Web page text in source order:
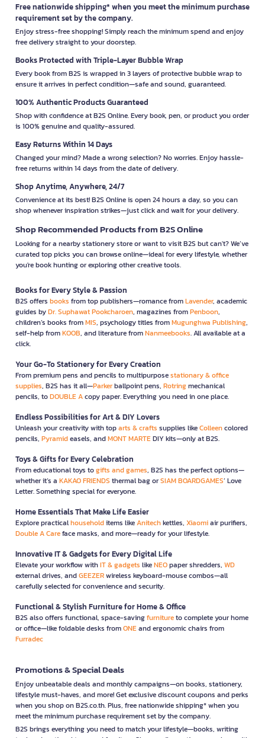
Free nationwide shipping* when you meet the minimum purchase
requirement set by the company.
Enjoy stress-free shopping! Simply reach the minimum spend and enjoy
free delivery straight to your doorstep.
Books Protected with Triple-Layer Bubble Wrap
Every book from B2S is wrapped in 3 layers of protective bubble wrap to
ensure it arrives in perfect condition—safe and sound, guaranteed.
100% Authentic Products Guaranteed
Shop with confidence at B2S Online. Every book, pen, or product you order
is 100% genuine and quality-assured.
Easy Returns Within 14 Days
Changed your mind? Made a wrong selection? No worries. Enjoy hassle-
free returns within 14 days from the date of delivery.
Shop Anytime, Anywhere, 24/7
Convenience at its best! B2S Online is open 24 hours a day, so you can
shop whenever inspiration strikes—just click and wait for your delivery.
Shop Recommended Products from B2S Online
Looking for a nearby stationery store or want to visit B2S but can't? We’ve
curated top picks you can browse online—ideal for every lifestyle, whether
you're book hunting or exploring other creative tools.
Books for Every Style & Passion
B2S offers books from top publishers—romance fromLavender, academic
guides byDr. Suphawat Pookcharoen, magazines fromPenboon,
children’s books fromMIS, psychology titles fromMugunghwa Publishing,
self-help fromKOOB, and literature fromNanmeebooks. All available at a
click.
Your Go-To Stationery for Every Creation
From premium pens and pencils to multipurposestationary & office
supplies, B2S has it all—Parkerballpoint pens, Rotringmechanical
pencils, toDOUBLE Acopy paper. Everything you need in one place.
Endless Possibilities for Art & DIY Lovers
Unleash your creativity with toparts & crafts supplies likeColleencolored
pencils, Pyramideasels, andMONT MARTEDIY kits—only at B2S.
Toys & Gifts for Every Celebration
From educational toys togifts and games, B2S has the perfect options—
whether it’s a KAKAO FRIENDS thermal bag orSIAM BOARDGAMES’ Love
Letter. Something special for everyone.
Home Essentials That Make Life Easier
Explore practicalhouseholditems likeAnitechkettles, Xiaomiair purifiers,
Double A Careface masks, and more—ready for your lifestyle.
Innovative IT & Gadgets for Every Digital Life
Elevate your workflow withIT & gadgets likeNEOpaper shredders, WD
external drives, andGEEZERwireless keyboard-mouse combos—all
carefully selected for convenience and security.
Functional & Stylish Furniture for Home & Office
B2S also offers functional, space-savingfurnitureto complete your home
or office—like foldable desks fromONEand ergonomic chairs from
Furradec
Promotions & Special Deals
Enjoy unbeatable deals and monthly campaigns—on books, stationery,
lifestyle must-haves, and more! Get exclusive discount coupons and perks
when you shop on B2S.co.th. Plus, free nationwide shipping* when you
meet the minimum purchase requirement set by the company.
B2S brings everything you need to match your lifestyle—books, writing